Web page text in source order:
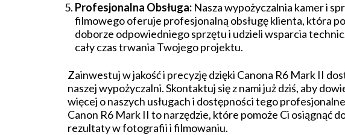
Profesjonalna Obsługa: Nasza wypożyczalnia kamer i
filmowego oferuje profesjonalną obsługę klienta, która
doborze odpowiedniego sprzętu i udzieli wsparcia
cały czas trwania Twojego projektu.
Zainwestuj w jakość i precyzję dzięki Canona R6 Mark II
naszej wypożyczalni. Skontaktuj się z nami już dziś, aby
więcej o naszych usługach i dostępności tego
Canon R6 Mark II to narzędzie, które pomoże Ci osiągnąć
rezultaty w fotografii i filmowaniu.